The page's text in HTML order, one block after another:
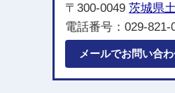
〒300-0049 茨城県
電話番号：029-821-
メールでお問い合